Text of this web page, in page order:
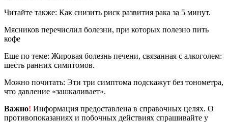
Читайте также: Как снизить риск развития рака за 5 минут.
Мясников перечислил болезни, при которых полезно пить
кофе
Еще по теме: Жировая болезнь печени, связанная с алкоголем:
шесть ранних симптомов.
Можно почитать: Эти три симптома подскажут без тонометра,
что давление «зашкаливает».
Важно! Информация предоставлена в справочных целях. О
противопоказаниях и побочных действиях спрашивайте у